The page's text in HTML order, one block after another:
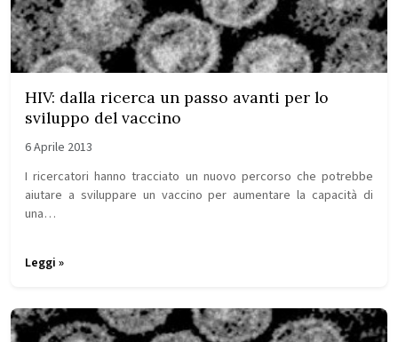
HIV: dalla ricerca un passo avanti per lo
sviluppo del vaccino
6 Aprile 2013
I ricercatori hanno tracciato un nuovo percorso che potrebbe
aiutare a sviluppare un vaccino per aumentare la capacità di
una…
Leggi »